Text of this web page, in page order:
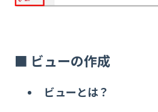
■ ビューの作成
ビューとは？